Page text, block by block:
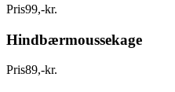
Pris99,-kr.
Hindbærmoussekage
Pris89,-kr.